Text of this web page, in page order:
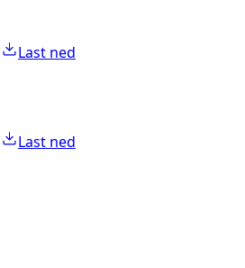
Last ned
Last ned